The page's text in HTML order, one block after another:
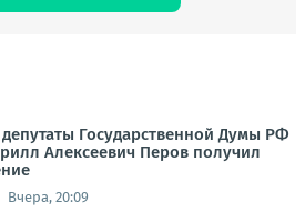
депутаты Государственной Думы РФ
Алексеевич Перов получил
Вчера, 20:09